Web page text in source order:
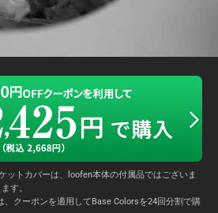
ットカバーは、loofen本体の付属品ではございま
す。
、クーポンを適用してBase Colorsを24回分割で購